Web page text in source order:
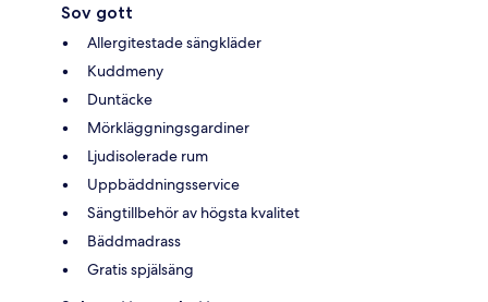
Sov gott
Allergitestade sängkläder
Kuddmeny
Duntäcke
Mörkläggningsgardiner
Ljudisolerade rum
Uppbäddningsservice
Sängtillbehör av högsta kvalitet
Bäddmadrass
Gratis spjälsäng